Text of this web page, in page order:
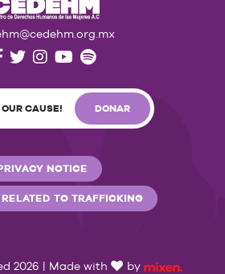
CAUSE! DONAR
NOTICE
TO TRAFFICKING
2026 | Made with by